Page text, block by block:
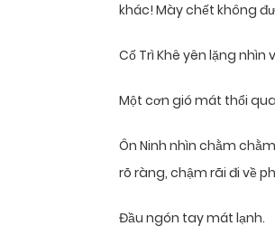
khác! Mày chết không
Cố Trì Khê yên lặng nhìn
Một cơn gió mát thổi
Ôn Ninh nhìn chằm
rõ ràng, chậm rãi đi về
Đầu ngón tay mát lạnh.